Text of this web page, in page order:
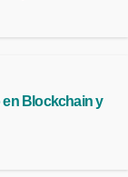
Blockchain y